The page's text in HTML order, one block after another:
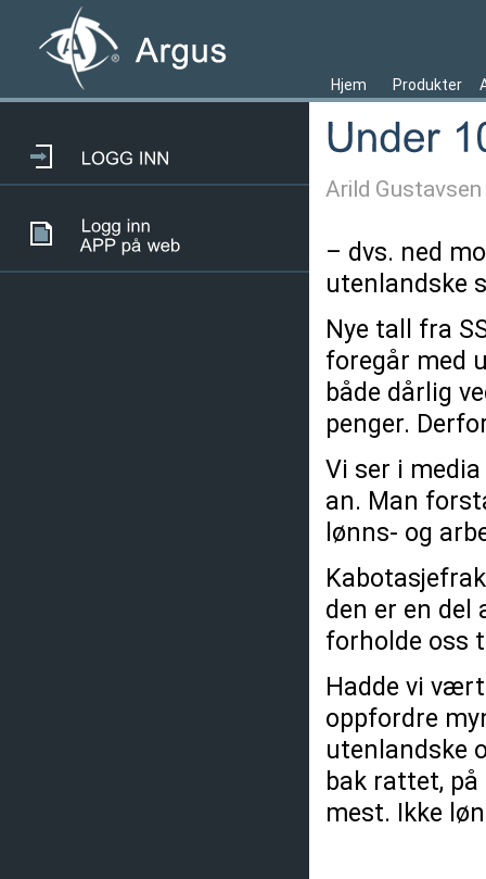
Hjem Produkter
Arild
– dvs. ned
utenlandske
Nye tall fra
foregår med
både dårlig
penger.
Vi ser i
an. Man
lønns- og
den er en del
forholde oss
Hadde vi
oppfordre
utenlandske
bak rattet,
mest. Ikke